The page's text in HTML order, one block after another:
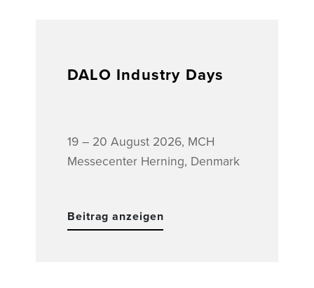
DALO Industry Days
19 – 20 August 2026, MCH
Messecenter Herning, Denmark
Beitrag anzeigen